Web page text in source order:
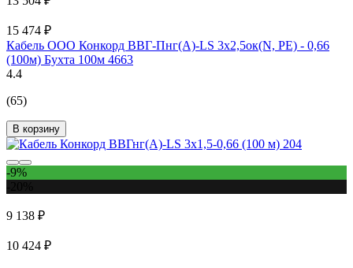
15 474 ₽
Кабель ООО Конкорд ВВГ-Пнг(А)-LS 3x2,5ок(N, PE) - 0,66
(100м) Бухта 100м 4663
4.4
(65)
В корзину
-9%
9 138 ₽
10 424 ₽